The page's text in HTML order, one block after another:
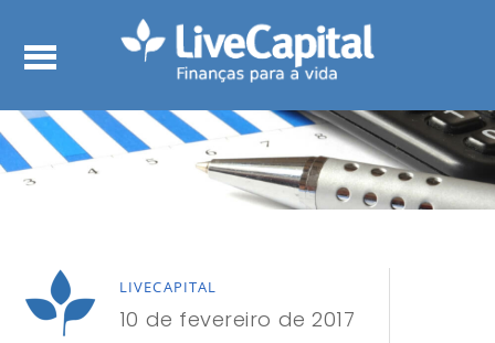
LIVECAPITAL
10 de fevereiro de 2017